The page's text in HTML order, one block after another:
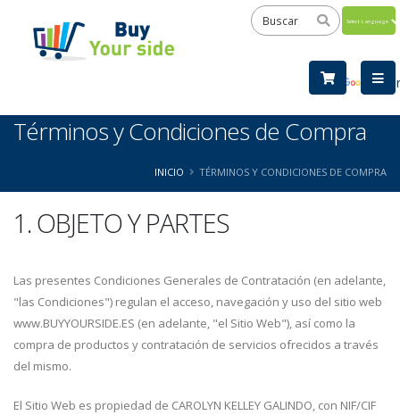
by
Términos y Condiciones de Compra
INICIO TÉRMINOS Y CONDICIONES DE COMPRA
1. OBJETO Y PARTES
Las presentes Condiciones Generales de Contratación (en adelante,
"las Condiciones") regulan el acceso, navegación y uso del sitio web
www.BUYYOURSIDE.ES (en adelante, "el Sitio Web"), así como la
compra de productos y contratación de servicios ofrecidos a través
del mismo.
El Sitio Web es propiedad de CAROLYN KELLEY GALINDO, con NIF/CIF